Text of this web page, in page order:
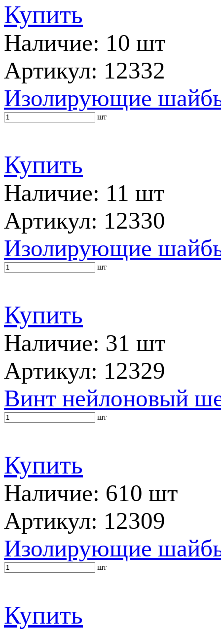
Купить
Наличие: 10 шт
Артикул: 12332
Изолирующие
шт
Купить
Наличие: 11 шт
Артикул: 12330
Изолирующие
шт
Купить
Наличие: 31 шт
Артикул: 12329
Винт нейлоновый
шт
Купить
Наличие: 610 шт
Артикул: 12309
Изолирующие
шт
Купить